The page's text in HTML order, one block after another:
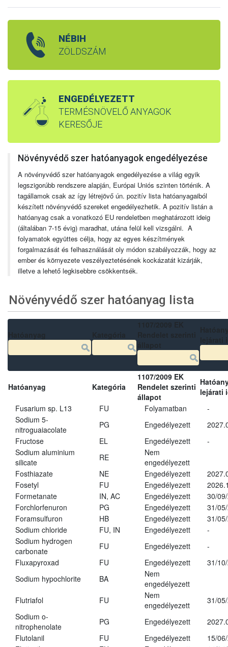
NÉBIH
ZÖLDSZÁM
ENGEDÉLYEZETT
TERMÉSNÖVELŐ ANYAGOK
KERESŐJE
Növényvédő szer hatóanyagok engedélyezése
A növényvédő szer hatóanyagok engedélyezése a világ egyik
legszigorúbb rendszere alapján, Európai Uniós szinten történik. A
tagállamok csak az így létrejövő ún. pozitív lista hatóanyagaiból
készített növényvédő szereket engedélyezhetik. A pozitív listán a
hatóanyag csak a vonatkozó EU rendeletben meghatározott ideig
(általában 7-15 évig) maradhat, utána felül kell vizsgálni. A
folyamatok együttes célja, hogy az egyes készítmények
forgalmazását és felhasználását oly módon szabályozzák, hogy az
ember és környezete veszélyeztetésének kockázatát kizárják,
illetve a lehető legkisebbre csökkentsék.
Növényvédő szer hatóanyag lista
Hatóanyag Kategória
1107/2009 EK
Rendelet szerinti
állapot
lejárati
Fusarium sp. L13
FU Folyamatban
-
Sodium 5-
nitroguaiacolate
PG Engedélyezett
Fructose
EL Engedélyezett
-
Sodium aluminium
silicate
RE
Nem
engedélyezett
Fosthiazate
NE Engedélyezett
Fosetyl
FU Engedélyezett
Formetanate
IN, AC Engedélyezett
30/
Forchlorfenuron
PG Engedélyezett
31/
Foramsulfuron
HB Engedélyezett
31/
Sodium chloride
FU, IN Engedélyezett
-
Sodium hydrogen
carbonate
FU Engedélyezett
-
Fluxapyroxad
FU Engedélyezett
31/
Sodium hypochlorite
BA
Nem
engedélyezett
Flutriafol
FU
Nem
engedélyezett
31/
Sodium o-
nitrophenolate
PG Engedélyezett
Flutolanil
FU Engedélyezett
15/